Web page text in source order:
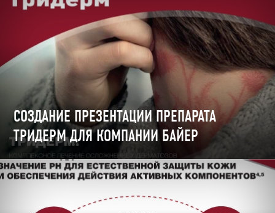
СОЗДАНИЕ ПРЕЗЕНТАЦИИ ПРЕПАРАТА
ТРИДЕРМ ДЛЯ КОМПАНИИ БАЙЕР